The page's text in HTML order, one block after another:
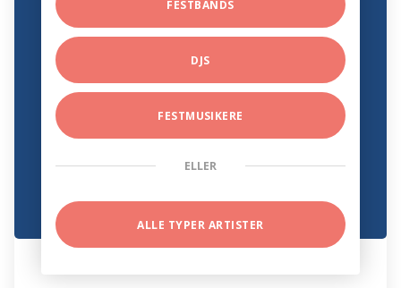
FESTBANDS
DJS
FESTMUSIKERE
ELLER
ALLE TYPER ARTISTER